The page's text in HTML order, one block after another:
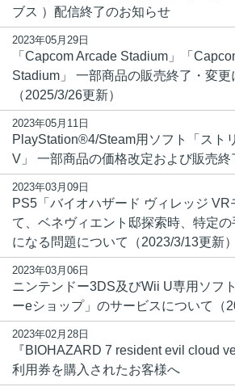
ブス ）配信終了のお知らせ
2023年05月29日
「Capcom Arcade Stadium」「
Stadium」 一部商品の販売終了・変更
（2025/3/26更新）
2023年05月11日
PlayStation®4/Steam用ソフト「スト
V」 一部商品の価格改定および販売終
2023年03月09日
PS5「バイオハザード ヴィレッジ VR
て、ベネヴィエント邸探索時、特定
になる問題について（2023/3/13更新）
2023年03月06日
ニンテンドー3DS及びWii U専用ソフ
ーeショップ」のサービスについて（
2023年02月28日
『BIOHAZARD 7 resident evil cloud
利用券を購入されたお客様へ